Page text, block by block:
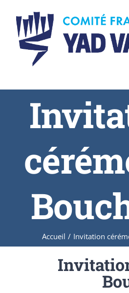
Accueil / Invitation